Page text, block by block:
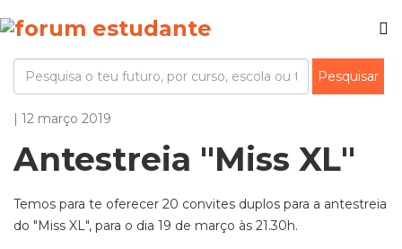
| 12 março 2019
Antestreia "Miss XL"
Temos para te oferecer 20 convites duplos para a antestreia
do "Miss XL", para o dia 19 de março às 21.30h.